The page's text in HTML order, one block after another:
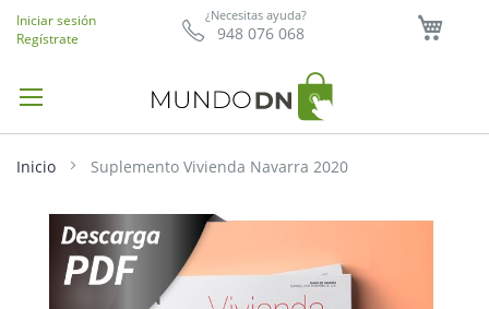
¿Necesitas ayuda?
948 076 068
Iniciar sesión
Regístrate
Inicio Suplemento Vivienda Navarra 2020
Saltar